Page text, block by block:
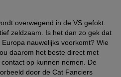
overwegend in de VS gefokt.
zeldzaam. Is het dan zo gek dat
nauwelijks voorkomt? Wie
daarom het beste direct met
op kunnen nemen. De
door de Cat Fanciers